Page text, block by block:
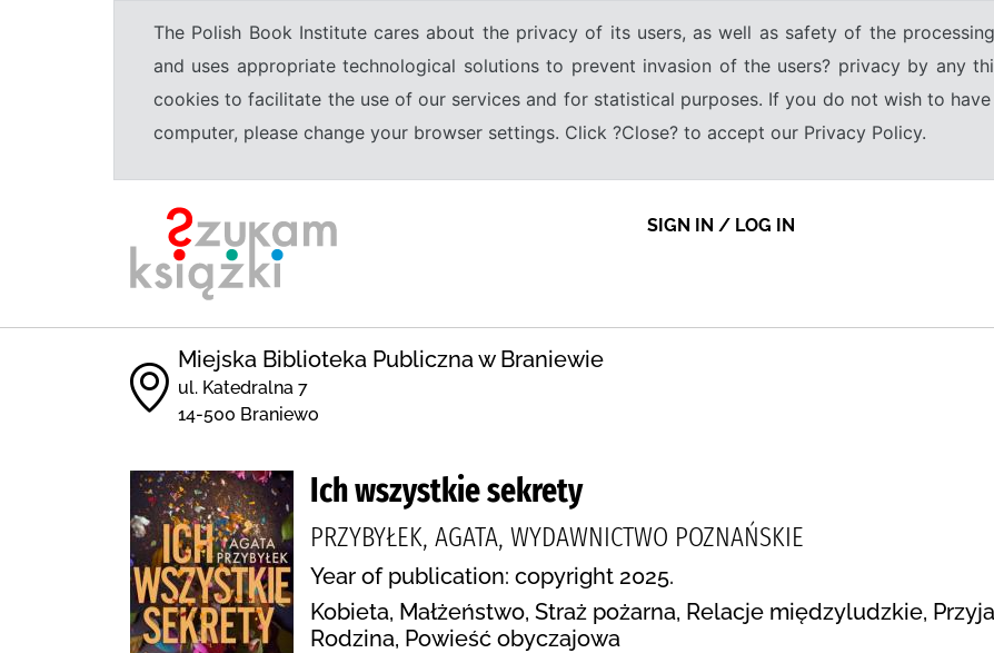
The Polish Book Institute cares about the privacy of its users, as well as safety of the
and uses appropriate technological solutions to prevent invasion of the users? privacy by any
cookies to facilitate the use of our services and for statistical purposes. If you do not wish to
computer, please change your browser settings. Click ?Close? to accept our Privacy Policy.
SIGN IN / LOG IN
Miejska Biblioteka Publiczna w Braniewie
ul. Katedralna 7
14-500 Braniewo
Ich wszystkie sekrety
PRZYBYŁEK, AGATA, WYDAWNICTWO POZNAŃSKIE
Year of publication: copyright 2025.
Kobieta, Małżeństwo, Straż pożarna, Relacje międzyludzkie,
Rodzina, Powieść obyczajowa